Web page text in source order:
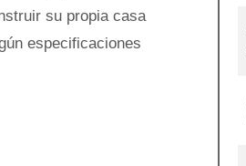
su propia casa
especificaciones